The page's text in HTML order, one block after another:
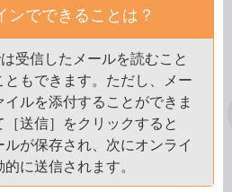
ンでできることは？
受信したメールを読むこと
もできます。ただし、メー
ルを添付することができま
送信］をクリックすると
ルが保存され、次にオンライ
に送信されます。